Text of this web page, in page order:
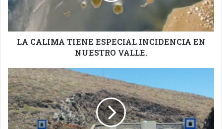
NUESTRO
VALLE.
LA CALIMA TIENE ESPECIAL INCIDENCIA EN
NUESTRO VALLE.
NUEVO
ACCIDENTE
EN
LOS
TÚNELES
DE